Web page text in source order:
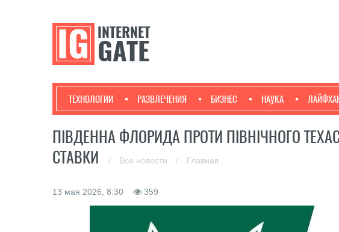
ТЕХНОЛОГИИ РАЗВЛЕЧЕНИЯ БИЗНЕС НАУКА
ПІВДЕННА ФЛОРИДА ПРОТИ ПІВНІЧНОГО
СТАВКИ
/ Все новости / Главная
13 мая 2026, 8:30 359